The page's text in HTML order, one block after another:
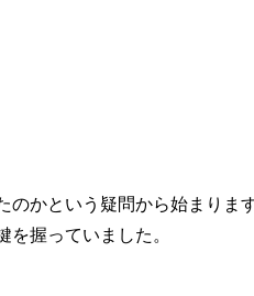
かという疑問から始まりま
握っていました。